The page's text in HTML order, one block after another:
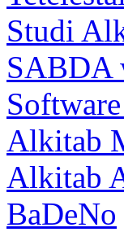
Studi
SABDA
Alkitab
Alkitab
BaDeNo